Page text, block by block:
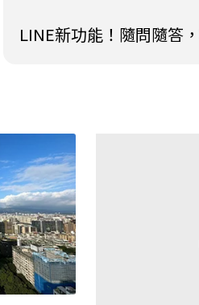
LINE新功能！隨問隨答